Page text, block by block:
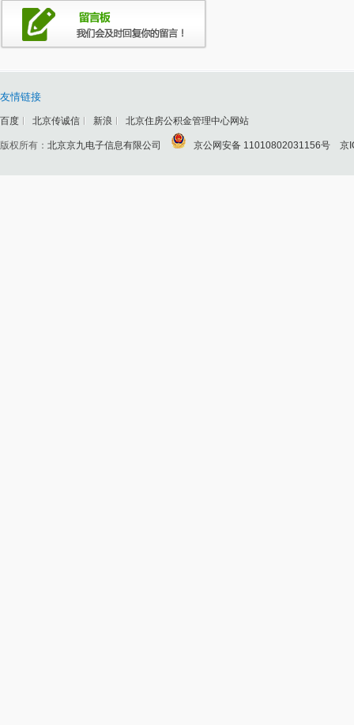
友情链接
百度 北京传诚信 新浪 北京住房公积金管理中心网站
版权所有： 北京京九电子信息有限公司 京公网安备 11010802031156号 京